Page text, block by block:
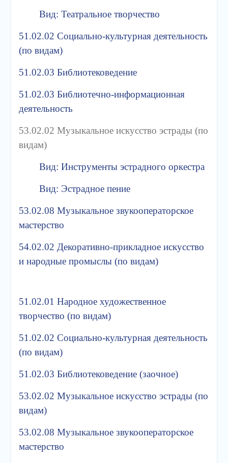
Вид: Театральное творчество
51.02.02 Социально-культурная деятельность
(по видам)
51.02.03 Библиотековедение
51.02.03 Библиотечно-информационная
деятельность
53.02.02 Музыкальное искусство эстрады (по
видам)
Вид: Инструменты эстрадного оркестра
Вид: Эстрадное пение
53.02.08 Музыкальное звукооператорское
мастерство
54.02.02 Декоративно-прикладное искусство
и народные промыслы (по видам)
51.02.01 Народное художественное
творчество (по видам)
51.02.02 Социально-культурная деятельность
(по видам)
51.02.03 Библиотековедение (заочное)
53.02.02 Музыкальное искусство эстрады (по
видам)
53.02.08 Музыкальное звукооператорское
мастерство